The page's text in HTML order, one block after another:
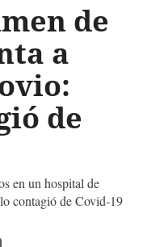
de
a
de
en un hospital de
contagió de Covid-19